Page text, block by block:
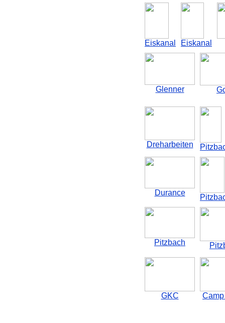
Eiskanal Eiskanal
Glenner
Dreharbeiten
Durance
Pitzbach
GKC